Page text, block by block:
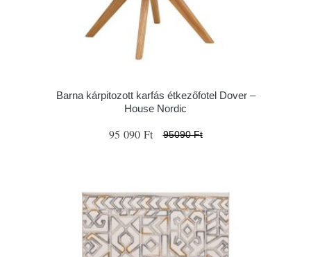
Barna kárpitozott karfás étkezőfotel Dover –
House Nordic
95 090 Ft 95090 Ft